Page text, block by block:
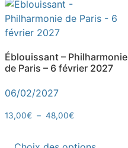
Éblouissant – Philharmonie
de Paris – 6 février 2027
06/02/2027
13,00€ – 48,00€